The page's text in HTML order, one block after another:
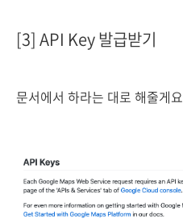
[3] API Key 발급받기
문서에서 하라는 대로 해줄게요